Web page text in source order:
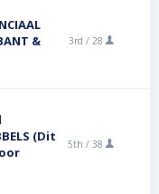
&
3rd / 28
(Dit
5th / 38